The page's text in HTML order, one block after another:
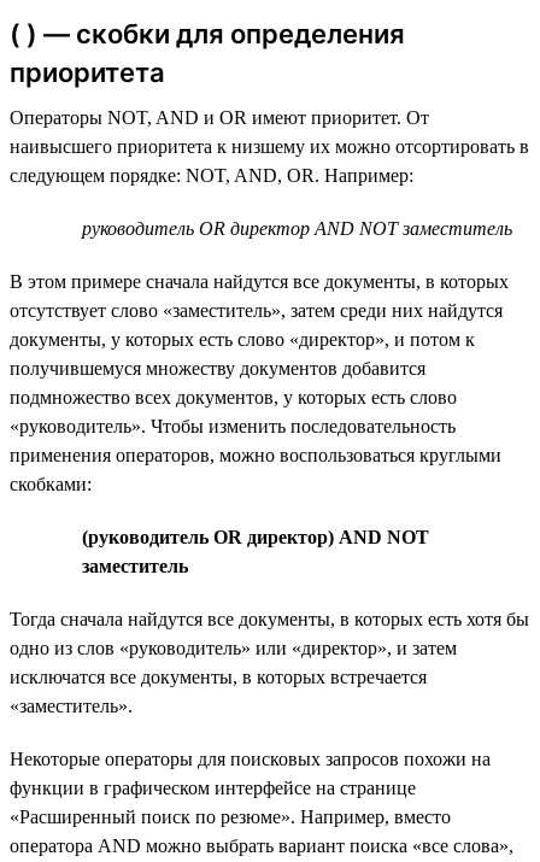
( ) — скобки для определения
приоритета
Операторы NOT, AND и OR имеют приоритет. От
наивысшего приоритета к низшему их можно отсортировать в
следующем порядке: NOT, AND, OR. Например:
руководитель OR директор AND NOT заместитель
В этом примере сначала найдутся все документы, в которых
отсутствует слово «заместитель», затем среди них найдутся
документы, у которых есть слово «директор», и потом к
получившемуся множеству документов добавится
подмножество всех документов, у которых есть слово
«руководитель». Чтобы изменить последовательность
применения операторов, можно воспользоваться круглыми
скобками:
(руководитель OR директор) AND NOT
заместитель
Тогда сначала найдутся все документы, в которых есть хотя бы
одно из слов «руководитель» или «директор», и затем
исключатся все документы, в которых встречается
«заместитель».
Некоторые операторы для поисковых запросов похожи на
функции в графическом интерфейсе на странице
«Расширенный поиск по резюме». Например, вместо
оператора AND можно выбрать вариант поиска «все слова»,